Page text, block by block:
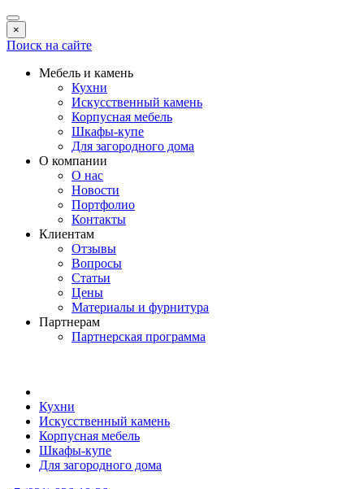
×
Поиск на сайте
Мебель и камень
Кухни
Искусственный камень
Корпусная мебель
Шкафы-купе
Для загородного дома
О компании
О нас
Новости
Портфолио
Контакты
Клиентам
Отзывы
Вопросы
Статьи
Цены
Материалы и фурнитура
Партнерам
Партнерская программа
Кухни
Искусственный камень
Корпусная мебель
Шкафы-купе
Для загородного дома